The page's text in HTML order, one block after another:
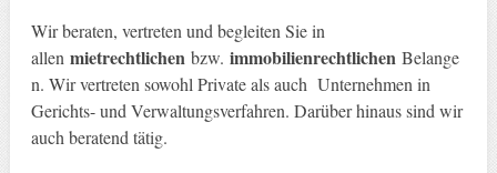
Wir beraten, vertreten und begleiten Sie in
allen mietrechtlichen bzw. immobilienrechtlichen Belange
n. Wir vertreten sowohl Private als auch Unternehmen in
Gerichts- und Verwaltungsverfahren. Darüber hinaus sind wir
auch beratend tätig.